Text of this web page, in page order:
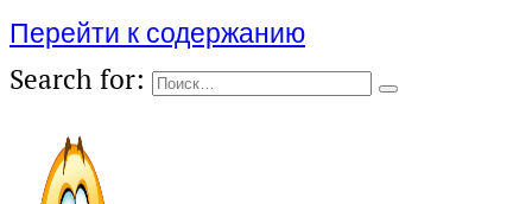
Перейти к содержанию
Search for: